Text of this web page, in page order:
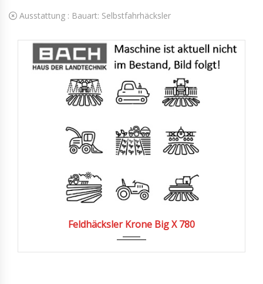
Ausstattung : Bauart: Selbstfahrhäcksler
Feldhäcksler Krone Big X 780